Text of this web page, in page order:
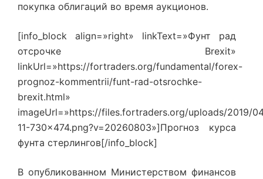
покупка облигаций во время аукционов.
[info_block align=»right» linkText=»Фунт рад
отсрочке Brexit»
linkUrl=»https://fortraders.org/fundamental/forex-
prognoz-kommentrii/funt-rad-otsrochke-
brexit.html»
imageUrl=»https://files.fortraders.org/uploads/2019/
11-730×474.png?v=20260803»]Прогноз курса
фунта стерлингов[/info_block]
В опубликованном Министерством финансов